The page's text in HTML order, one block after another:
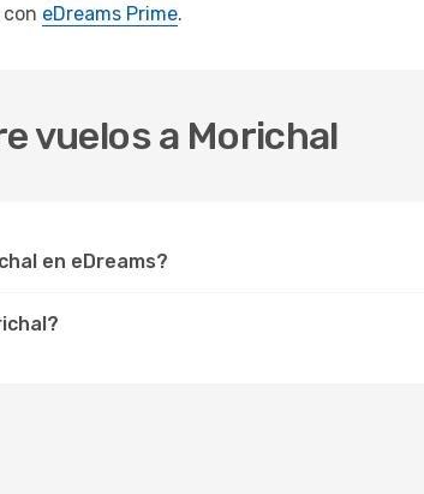
eDreams Prime.
vuelos a Morichal
en eDreams?